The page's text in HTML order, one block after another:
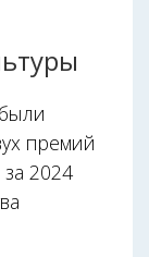
премий
за 2024